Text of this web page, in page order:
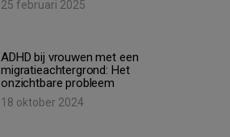
25 februari 2025
ADHD bij vrouwen met een
migratieachtergrond: Het
onzichtbare probleem
18 oktober 2024